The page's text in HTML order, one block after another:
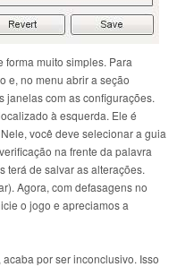
forma muito simples. Para
e, no menu abrir a seção
janelas com as configurações.
à esquerda. Ele é
você deve selecionar a guia
na frente da palavra
terá de salvar as alterações.
Agora, com defasagens no
o jogo e apreciamos a
por ser inconclusivo. Isso